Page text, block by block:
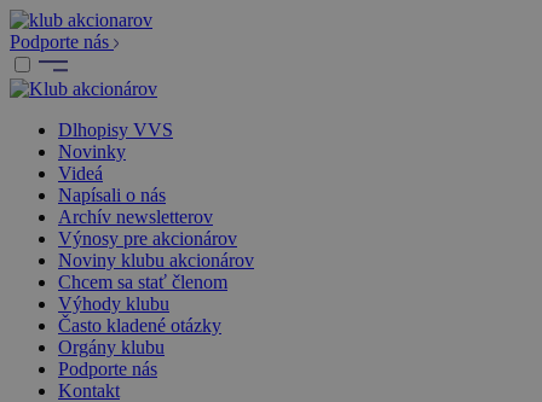
Podporte nás
Dlhopisy VVS
Novinky
Videá
Napísali o nás
Archív newsletterov
Výnosy pre akcionárov
Noviny klubu akcionárov
Chcem sa stať členom
Výhody klubu
Často kladené otázky
Orgány klubu
Podporte nás
Kontakt